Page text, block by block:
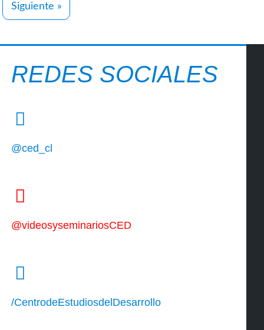
Siguiente »
REDES SOCIALES
@ced_cl
@videosyseminariosCED
/CentrodeEstudiosdelDesarrollo